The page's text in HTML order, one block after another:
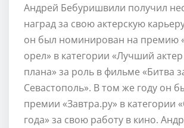
Андрей Бебуришвили получил
наград за свою актерскую
он был номинирован на премию
орел» в категории «Лучший
плана» за роль в фильме «Битва
Севастополь». В том же году он
премии «Завтра.ру» в категории
года» за свою работу в кино.